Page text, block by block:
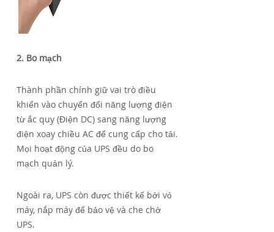
2. Bo mạch
Thành phần chính giữ vai trò điều
khiển vào chuyển đổi năng lượng điện
từ ắc quy (Điện DC) sang năng lượng
điện xoay chiều AC để cung cấp cho tải.
Mọi hoạt động của UPS đều do bo
mạch quản lý.
Ngoài ra, UPS còn được thiết kế bởi vỏ
máy, nắp máy để bảo vệ và che chở
UPS.